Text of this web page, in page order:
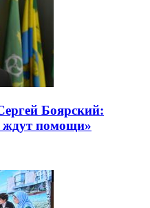
Боярский:
ждут помощи»